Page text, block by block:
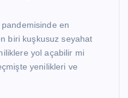
en
biri kuşkusuz seyahat
yol açabilir mi
yenilikleri ve